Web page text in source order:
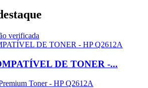
DE TONER -...
Toner - HP Q2612A